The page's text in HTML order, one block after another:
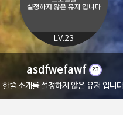
LV.23
asdfwefawf 23
한줄 소개를 설정하지 않은 유저 입니